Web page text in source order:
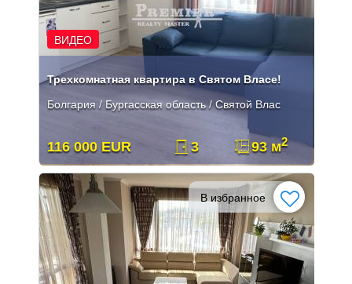
ВИДЕО
Трехкомнатная квартира в Святом Власе!
Болгария / Бургасская область / Святой Влас
116 000 EUR 3 93 м2
В избранное